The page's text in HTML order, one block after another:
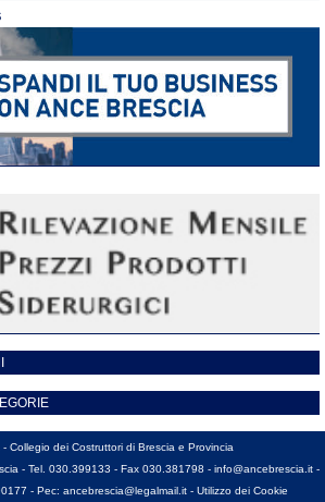
- Collegio dei Costruttori di Brescia e Provincia
- Tel. 030.399133 - Fax 030.381798 - info@ancebrescia.it -
- Pec: ancebrescia@legalmail.it- Utilizzo dei Cookie